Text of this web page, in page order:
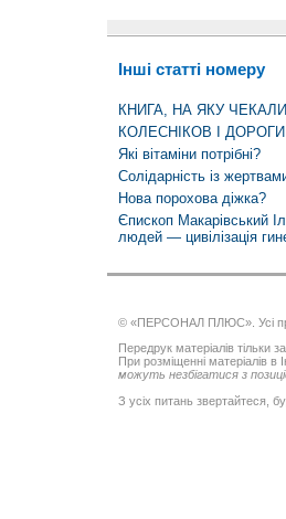
Інші статті номеру
КНИГА, НА ЯКУ ЧЕКАЛИ
КОЛЕСНІКОВ І ДОРОГИ
Які вітаміни потрібні?
Солідарність із
Нова порохова діжка?
Єпископ Макарівський
людей — цивілізація
© «ПЕРСОНАЛ ПЛЮС». Усі
Передрук матеріалів тільки
При розміщенні матеріалів в
можуть незбігатися з
З усіх питань звертайтеся,